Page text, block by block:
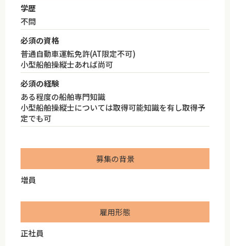
学歴
不問
必須の資格
普通自動車運転免許(AT限定不可)
小型船舶操縦士あれば尚可
必須の経験
ある程度の船舶専門知識
小型船舶操縦士については取得可能知識を有し取得予
定でも可
募集の背景
増員
雇用形態
正社員